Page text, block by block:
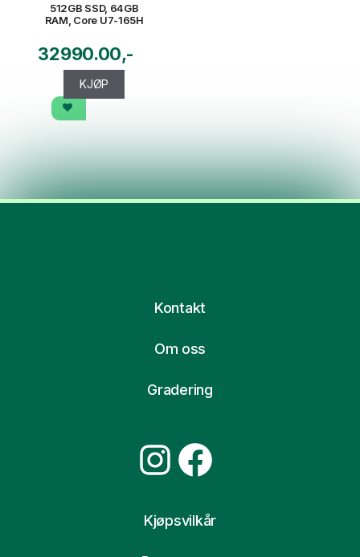
512GB SSD, 64GB
RAM, Core U7-165H
32990.00
KJØP
Kontakt
Om oss
Gradering
Instagram
Facebook
Kjøpsvilkår